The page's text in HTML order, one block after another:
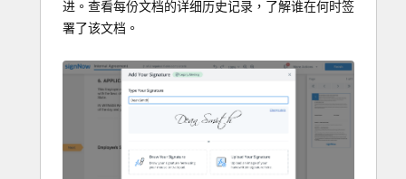
进。查看每份文档的详细历史记录，了解谁在何时签
署了该文档。